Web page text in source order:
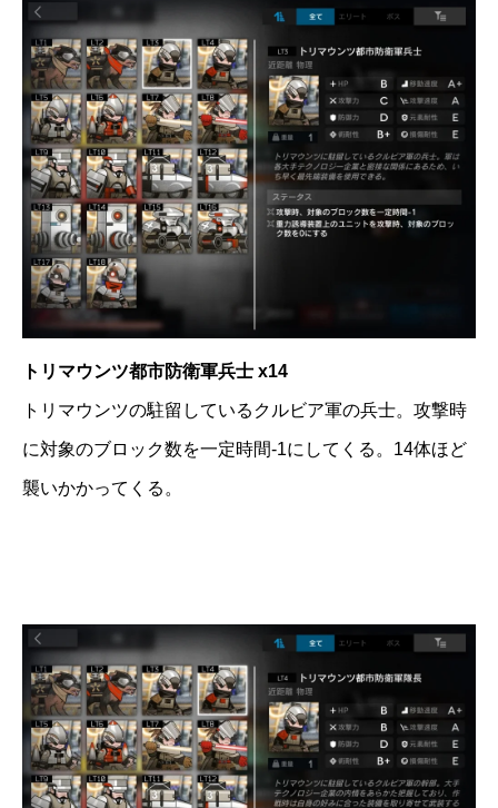
トリマウンツ都市防衛軍兵士 x14
トリマウンツの駐留しているクルビア軍の兵士。攻撃時
に対象のブロック数を一定時間-1にしてくる。14体ほど
襲いかかってくる。